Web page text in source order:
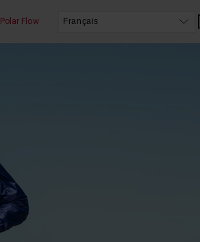
Polar Flow